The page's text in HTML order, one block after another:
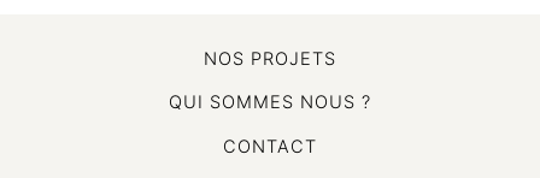
NOS PROJETS
QUI SOMMES NOUS ?
CONTACT